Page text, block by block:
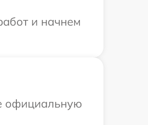
и начнем
официальную